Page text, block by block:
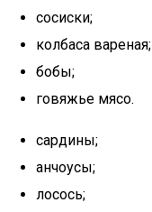
сосиски;
колбаса вареная;
бобы;
говяжье мясо.
сардины;
анчоусы;
лосось;